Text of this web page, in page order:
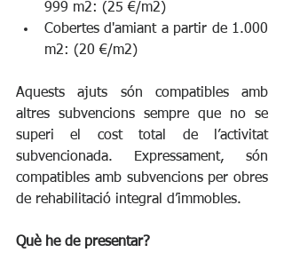
999 m2: (25 €/m2)
Cobertes d'amiant a partir de 1.000
m2: (20 €/m2)
Aquests ajuts són compatibles amb
altres subvencions sempre que no se
superi el cost total de l’activitat
subvencionada. Expressament, són
compatibles amb subvencions per obres
de rehabilitació integral d’immobles.
Què he de presentar?